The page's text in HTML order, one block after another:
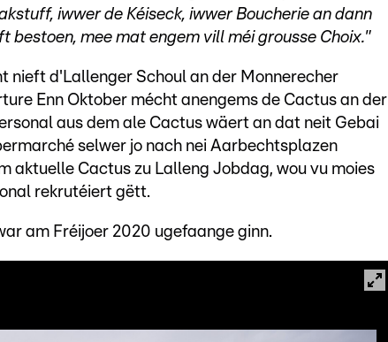
iwwer de Kéiseck, iwwer Boucherie an dann
bestoen, mee mat engem vill méi grousse Choix."
nieft d'Lallenger Schoul an der Monnerecher
Enn Oktober mécht anengems de Cactus an der
aus dem ale Cactus wäert an dat neit Gebai
selwer jo nach nei Aarbechtsplazen
aktuelle Cactus zu Lalleng Jobdag, wou vu moies
rekrutéiert gëtt.
am Fréijoer 2020 ugefaange ginn.